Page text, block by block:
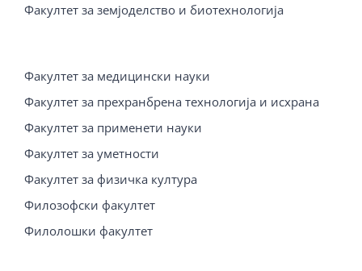
Факултет за земјоделство и биотехнологија
Факултет за медицински науки
Факултет за прехранбрена технологија и исхрана
Факултет за применети науки
Факултет за уметности
Факултет за физичка култура
Филозофски факултет
Филолошки факултет